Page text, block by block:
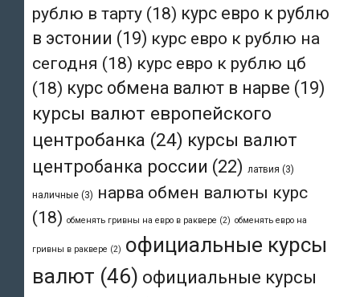
рублю в тарту (18) курс евро к рублю
в эстонии (19) курс евро к рублю на
сегодня (18) курс евро к рублю цб
(18) курс обмена валют в нарве (19)
курсы валют европейского
центробанка (24) курсы валют
центробанка россии (22) латвия (3)
наличные (3) нарва обмен валюты курс
(18) обменять гривны на евро в раквере (2) обменять евро на
гривны в раквере (2) официальные курсы
валют (46) официальные курсы